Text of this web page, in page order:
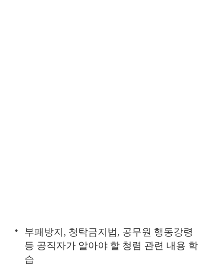
부패방지, 청탁금지법, 공무원 행동강령
등 공직자가 알아야 할 청렴 관련 내용 학
습